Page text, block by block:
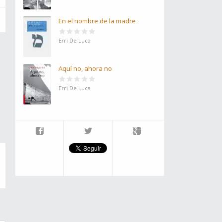
En el nombre de la madre
Erri De Luca
Aquí no, ahora no
Erri De Luca